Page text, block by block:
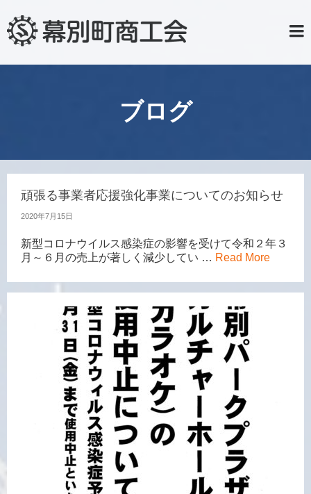
ブログ
頑張る事業者応援強化事業についてのお知らせ
2020年7月15日
新型コロナウイルス感染症の影響を受けて令和２年３
月～６月の売上が著しく減少してい … Read More